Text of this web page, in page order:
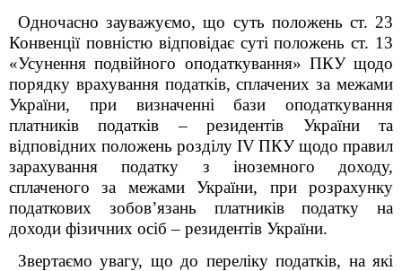
Одночасно зауважуємо, що суть положень ст. 23
Конвенції повністю відповідає суті положень ст. 13
«Усунення подвійного оподаткування» ПКУ щодо
порядку врахування податків, сплачених за межами
України, при визначенні бази оподаткування
платників податків – резидентів України та
відповідних положень розділу ІVПКУ щодо правил
зарахування податку з іноземного доходу,
сплаченого за межами України, при розрахунку
податкових зобов’язань платників податку на
доходи фізичних осіб – резидентів України.
Звертаємо увагу, що до переліку податків, на які